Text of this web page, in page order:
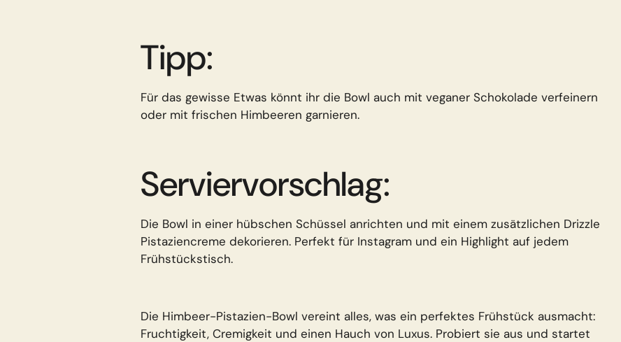
Tipp:
Für das gewisse Etwas könnt ihr die Bowl auch mit veganer Schokolade verfeinern
oder mit frischen Himbeeren garnieren.
Serviervorschlag:
Die Bowl in einer hübschen Schüssel anrichten und mit einem zusätzlichen Drizzle
Pistaziencreme dekorieren. Perfekt für Instagram und ein Highlight auf jedem
Frühstückstisch.
Die Himbeer-Pistazien-Bowl vereint alles, was ein perfektes Frühstück ausmacht:
Fruchtigkeit, Cremigkeit und einen Hauch von Luxus. Probiert sie aus und startet